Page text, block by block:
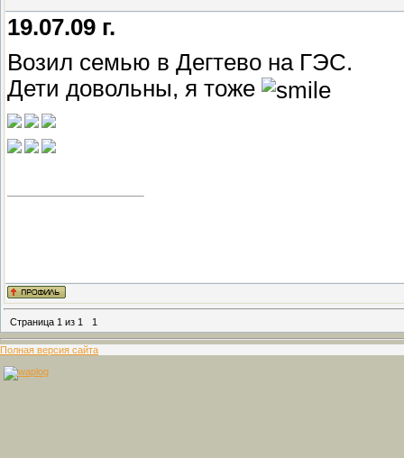
19.07.09 г.
Возил семью в Дегтево на ГЭС.
Дети довольны, я тоже
Страница 1 из 1 1
Полная версия сайта